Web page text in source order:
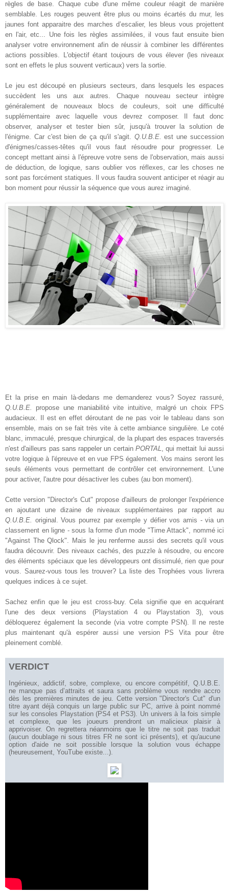
règles de base. Chaque cube d'une même couleur réagit de manière
semblable. Les rouges peuvent être plus ou moins écartés du mur, les
jaunes font apparaitre des marches d’escalier, les bleus vous projettent
en l'air, etc... Une fois les règles assimilées, il vous faut ensuite bien
analyser votre environnement afin de réussir à combiner les différentes
actions possibles. L'objectif étant toujours de vous élever (les niveaux
sont en effets le plus souvent verticaux) vers la sortie.
Le jeu est découpé en plusieurs secteurs, dans lesquels les espaces
succèdent les uns aux autres. Chaque nouveau secteur intègre
généralement de nouveaux blocs de couleurs, soit une difficulté
supplémentaire avec laquelle vous devrez composer. Il faut donc
observer, analyser et tester bien sûr, jusqu'à trouver la solution de
l'énigme. Car c'est bien de ça qu'il s'agit. Q.U.B.E. est une succession
d'énigmes/casses-têtes qu'il vous faut résoudre pour progresser. Le
concept mettant ainsi à l'épreuve votre sens de l'observation, mais aussi
de déduction, de logique, sans oublier vos réflexes, car les choses ne
sont pas forcément statiques. Il vous faudra souvent anticiper et réagir au
bon moment pour réussir la séquence que vous aurez imaginé.
Et la prise en main là-dedans me demanderez vous? Soyez rassuré,
Q.U.B.E.
propose une maniabilité vite intuitive, malgré un choix FPS
audacieux. Il est en effet déroutant de ne pas voir le tableau dans son
ensemble, mais on se fait très vite à cette ambiance singulière. Le coté
blanc, immaculé, presque chirurgical, de la plupart des espaces traversés
n'est d'ailleurs pas sans rappeler un certain PORTAL, qui mettait lui aussi
votre logique à l'épreuve et en vue FPS également. Vos mains seront les
seuls éléments vous permettant de contrôler cet environnement. L'une
pour activer, l'autre pour désactiver les cubes (au bon moment).
Cette version "Director's Cut" propose d'ailleurs de prolonger l'expérience
en ajoutant une dizaine de niveaux supplémentaires par rapport au
Q.U.B.E. original. Vous pourrez par exemple y défier vos amis - via un
classement en ligne - sous la forme d'un mode "Time Attack", nommé ici
"Against The Qlock". Mais le jeu renferme aussi des secrets qu'il vous
faudra découvrir. Des niveaux cachés, des puzzle à résoudre, ou encore
des éléments spéciaux que les développeurs ont dissimulé, rien que pour
vous. Saurez-vous tous les trouver? La liste des Trophées vous livrera
quelques indices à ce sujet.
Sachez enfin que le jeu est cross-buy. Cela signifie que en acquérant
l'une des deux versions (Playstation 4 ou Playstation 3), vous
débloquerez également la seconde (via votre compte PSN). Il ne reste
plus maintenant qu'à espérer aussi une version PS Vita pour être
pleinement comblé.
VERDICT
Ingénieux, addictif, sobre, complexe, ou encore compétitif, Q.U.B.E.
ne manque pas d’attraits et saura sans problème vous rendre accro
dès les premières minutes de jeu. Cette version "Director's Cut" d'un
titre ayant déjà conquis un large public sur PC, arrive à point nommé
sur les consoles Playstation (PS4 et PS3). Un univers à la fois simple
et complexe, que les joueurs prendront un malicieux plaisir à
apprivoiser. On regrettera néanmoins que le titre ne soit pas traduit
(aucun doublage ni sous titres FR ne sont ici présents), et qu'aucune
option d'aide ne soit possible lorsque la solution vous échappe
(heureusement, YouTube existe...).